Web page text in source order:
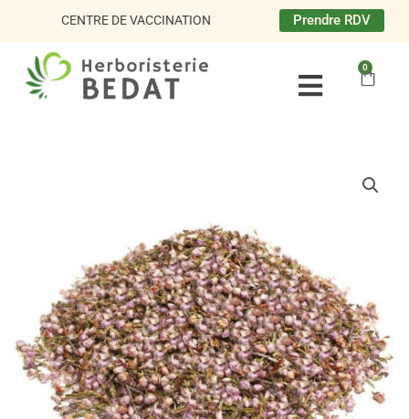
CENTRE DE VACCINATION Prendre RDV
0